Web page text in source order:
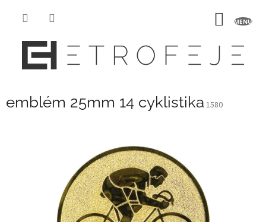
emblém 25mm 14 cyklistika 1580